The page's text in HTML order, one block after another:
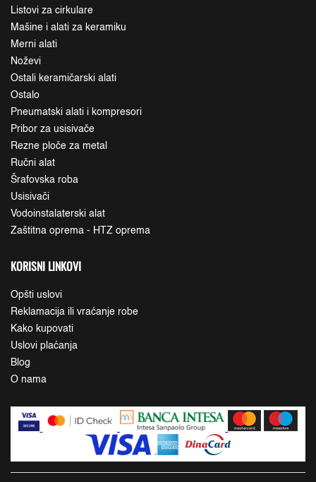
Listovi za cirkulare
Mašine i alati za keramiku
Merni alati
Noževi
Ostali keramičarski alati
Ostalo
Pneumatski alati i kompresori
Pribor za usisivače
Rezne ploče za metal
Ručni alat
Šrafovska roba
Usisivači
Vodoinstalaterski alat
Zaštitna oprema - HTZ oprema
KORISNI LINKOVI
Opšti uslovi
Reklamacija ili vraćanje robe
Kako kupovati
Uslovi plaćanja
Blog
O nama